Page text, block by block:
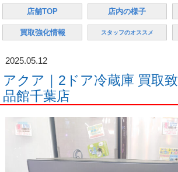
店舗TOP 店内の様子
買取強化情報 スタッフのオススメ
2025.05.12
アクア｜2ドア冷蔵庫 買取
品館千葉店